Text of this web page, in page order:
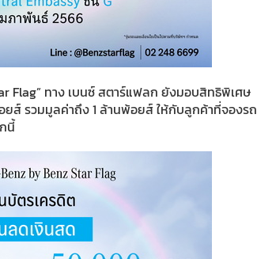
Flag” ทาง เบนซ์ สตาร์แฟลก ยังมอบสิทธิพิเศษ
ส์ รวมมูลค่าถึง 1 ล้านพ้อยส์ ให้กับลูกค้าที่จองรถ
นี้